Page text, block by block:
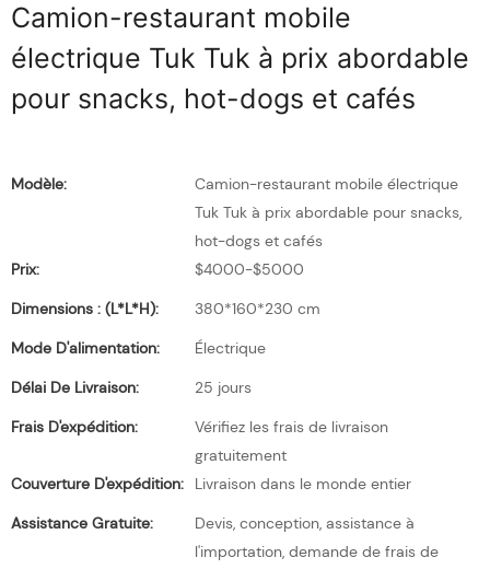
Camion-restaurant mobile
électrique Tuk Tuk à prix abordable
pour snacks, hot-dogs et cafés
Modèle:
Camion-restaurant mobile électrique
Tuk Tuk à prix abordable pour snacks,
hot-dogs et cafés
Prix:
$4000-$5000
Dimensions : (L*l*H):
380*160*230 cm
Mode D'alimentation:
Électrique
Délai De Livraison:
25 jours
Frais D'expédition:
Vérifiez les frais de livraison
gratuitement
Couverture D'expédition:
Livraison dans le monde entier
Assistance Gratuite:
Devis, conception, assistance à
l'importation, demande de frais de